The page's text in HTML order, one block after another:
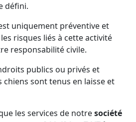
défini.
uniquement préventive et
risques liés à cette activité
responsabilité civile.
publics ou privés et
sont tenus en laisse et
les services de notresociété